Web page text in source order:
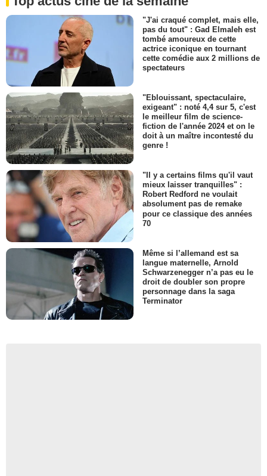
"J'ai craqué complet, mais elle,
pas du tout" : Gad Elmaleh est
tombé amoureux de cette
actrice iconique en tournant
cette comédie aux 2 millions de
spectateurs
"Eblouissant, spectaculaire,
exigeant" : noté 4,4 sur 5, c'est
le meilleur film de science-
fiction de l'année 2024 et on le
doit à un maître incontesté du
genre !
"Il y a certains films qu'il vaut
mieux laisser tranquilles" :
Robert Redford ne voulait
absolument pas de remake
pour ce classique des années
70
Même si l’allemand est sa
langue maternelle, Arnold
Schwarzenegger n’a pas eu le
droit de doubler son propre
personnage dans la saga
Terminator